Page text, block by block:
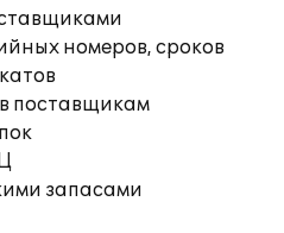
номеров, сроков
поставщикам
запасами